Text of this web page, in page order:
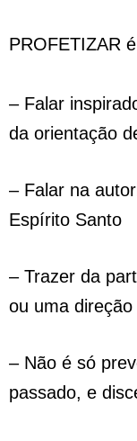
PROFETIZAR
– Falar
da orientação
– Falar na
Espírito Santo
– Trazer da
ou uma
– Não é só
passado, e